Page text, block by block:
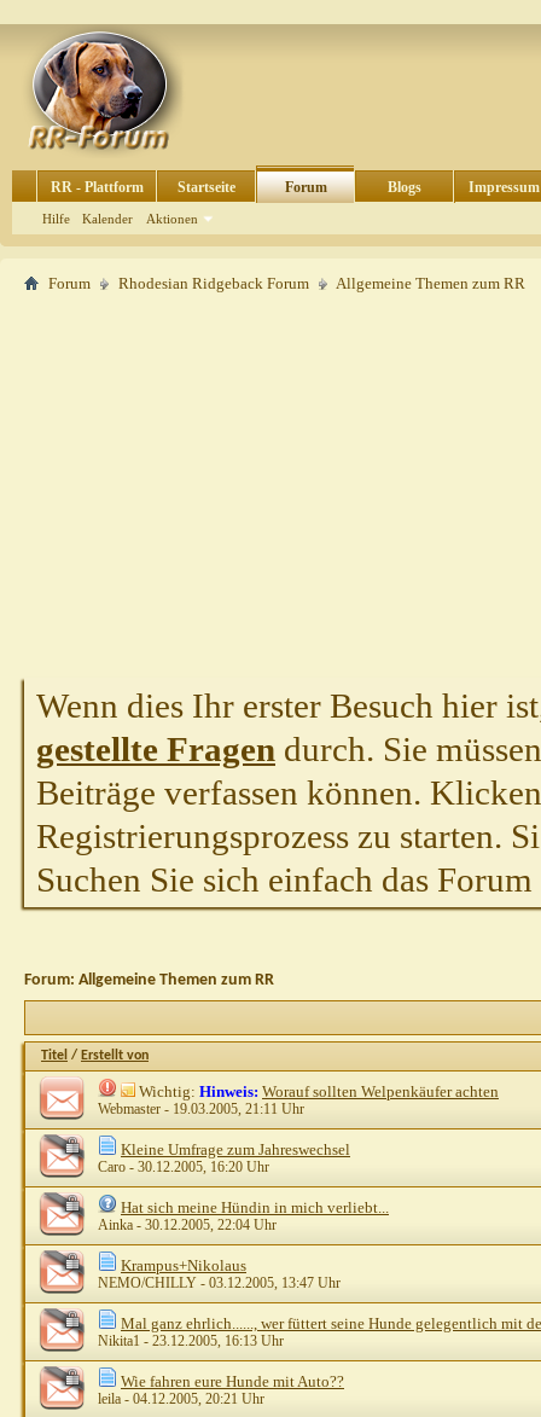
RR - Plattform Startseite Forum
Hilfe Kalender Aktionen
Blogs Impressum
Forum Rhodesian Ridgeback Forum Allgemeine Themen zum RR
Wenn dies Ihr erster Besuch hier
gestellte Fragen durch. Sie
Beiträge verfassen können.
Registrierungsprozess zu starten.
Suchen Sie sich einfach das
Forum: Allgemeine Themen zum RR
Titel / Erstellt von
Wichtig: Hinweis: Worauf sollten Welpenkäufer achten
Webmaster - 19.03.2005, 21:11 Uhr
Kleine Umfrage zum Jahreswechsel
Caro - 30.12.2005, 16:20 Uhr
Hat sich meine Hündin in mich verliebt...
Ainka - 30.12.2005, 22:04 Uhr
Krampus+Nikolaus
NEMO/CHILLY - 03.12.2005, 13:47 Uhr
Mal ganz ehrlich......, wer füttert seine Hunde gelegentlich mit
Nikita1 - 23.12.2005, 16:13 Uhr
Wie fahren eure Hunde mit Auto??
leila - 04.12.2005, 20:21 Uhr